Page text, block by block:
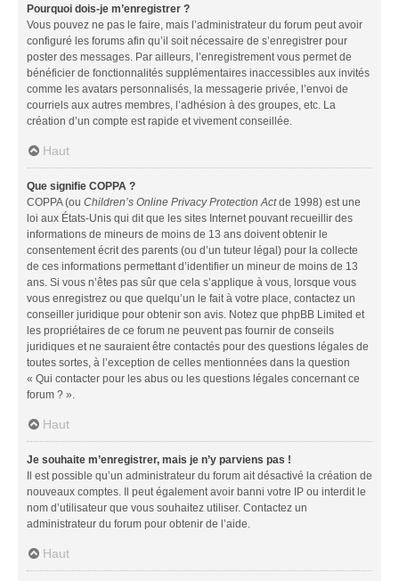
Pourquoi dois-je m’enregistrer ?
Vous pouvez ne pas le faire, mais l’administrateur du forum peut avoir
configuré les forums afin qu’il soit nécessaire de s’enregistrer pour
poster des messages. Par ailleurs, l’enregistrement vous permet de
bénéficier de fonctionnalités supplémentaires inaccessibles aux invités
comme les avatars personnalisés, la messagerie privée, l’envoi de
courriels aux autres membres, l’adhésion à des groupes, etc. La
création d’un compte est rapide et vivement conseillée.
Haut
Que signifie COPPA ?
COPPA (ou Children’s Online Privacy Protection Actde 1998) est une
loi aux États-Unis qui dit que les sites Internet pouvant recueillir des
informations de mineurs de moins de 13 ans doivent obtenir le
consentement écrit des parents (ou d’un tuteur légal) pour la collecte
de ces informations permettant d’identifier un mineur de moins de 13
ans. Si vous n’êtes pas sûr que cela s’applique à vous, lorsque vous
vous enregistrez ou que quelqu’un le fait à votre place, contactez un
conseiller juridique pour obtenir son avis. Notez que phpBB Limited et
les propriétaires de ce forum ne peuvent pas fournir de conseils
juridiques et ne sauraient être contactés pour des questions légales de
toutes sortes, à l’exception de celles mentionnées dans la question
« Qui contacter pour les abus ou les questions légales concernant ce
forum ? ».
Haut
Je souhaite m’enregistrer, mais je n’y parviens pas !
Il est possible qu’un administrateur du forum ait désactivé la création de
nouveaux comptes. Il peut également avoir banni votre IP ou interdit le
nom d’utilisateur que vous souhaitez utiliser. Contactez un
administrateur du forum pour obtenir de l’aide.
Haut